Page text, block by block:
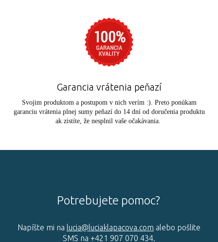
Garancia vrátenia peňazí
Svojim produktom a postupom v nich verím :). Preto ponúkam
garanciu vrátenia plnej sumy peňazí do 14 dní od doručenia produktu
ak zistíte, že nesplnil vaše očakávania.
Potrebujete pomoc?
Napíšte mi na lucia@luciaklapacova.com alebo pošlite
SMS na +421 907 070 434.